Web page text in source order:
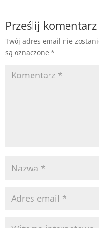
Prześlij komentarz
Twój adres email nie
są oznaczone*